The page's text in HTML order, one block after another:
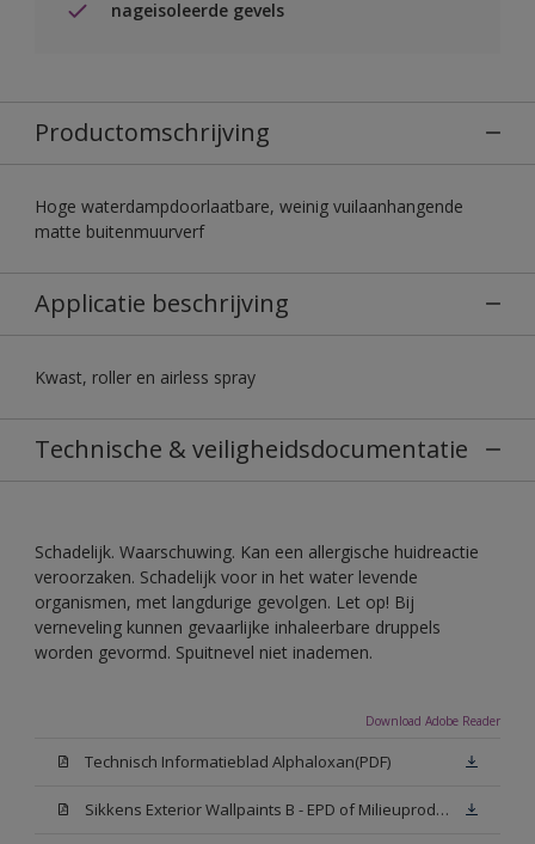
nageisoleerde gevels
Productomschrijving
Hoge waterdampdoorlaatbare, weinig vuilaanhangende
matte buitenmuurverf
Applicatie beschrijving
Kwast, roller en airless spray
Technische & veiligheidsdocumentatie
Schadelijk. Waarschuwing. Kan een allergische huidreactie
veroorzaken. Schadelijk voor in het water levende
organismen, met langdurige gevolgen. Let op! Bij
verneveling kunnen gevaarlijke inhaleerbare druppels
worden gevormd. Spuitnevel niet inademen.
Download Adobe Reader
Technisch Informatieblad Alphaloxan(PDF)
Sikkens Exterior Wallpaints B - EPD of Milieuproductverklaring